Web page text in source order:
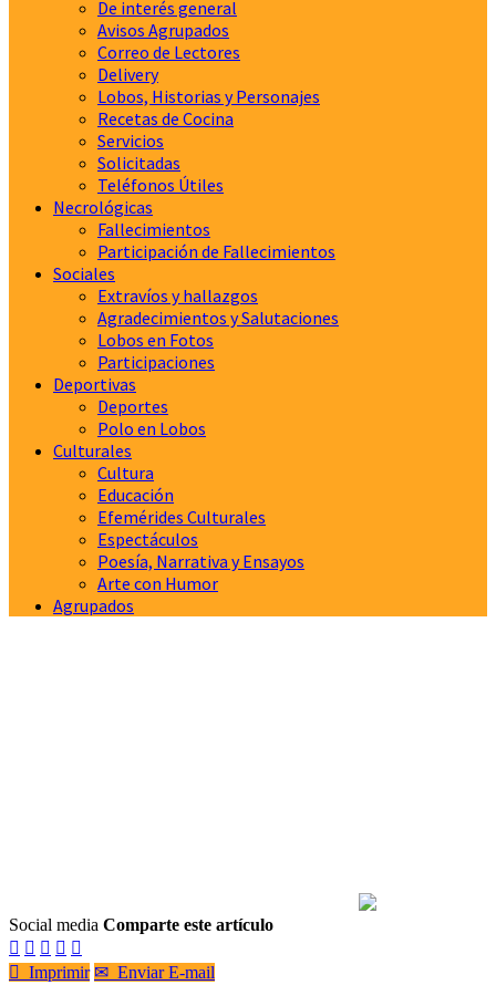
De interés general
Avisos Agrupados
Correo de Lectores
Delivery
Lobos, Historias y Personajes
Recetas de Cocina
Servicios
Solicitadas
Teléfonos Útiles
Necrológicas
Fallecimientos
Participación de Fallecimientos
Sociales
Extravíos y hallazgos
Agradecimientos y Salutaciones
Lobos en Fotos
Participaciones
Deportivas
Deportes
Polo en Lobos
Culturales
Cultura
Educación
Efemérides Culturales
Espectáculos
Poesía, Narrativa y Ensayos
Arte con Humor
Agrupados
Social media Comparte este artículo
    
 Imprimir ✉ Enviar E-mail